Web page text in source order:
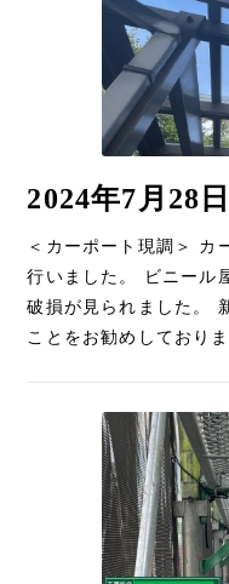
2024年7月28
＜カーポート現調＞ カ
行いました。 ビニール
破損が見られました。
ことをお勧めしておりま